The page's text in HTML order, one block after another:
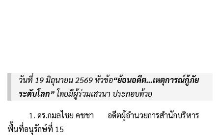
วันที่ 19 มิถุนายน 2569 หัวข้อ“ย้อนอดีต…เหตุการณ์กู้ภัย
ระดับโลก” โดยมีผู้ร่วมเสวนา ประกอบด้วย
1. ดร.กมลไชย คชชา อดีตผู้อำนวยการสำนักบริหาร
พื้นที่อนุรักษ์ที่ 15